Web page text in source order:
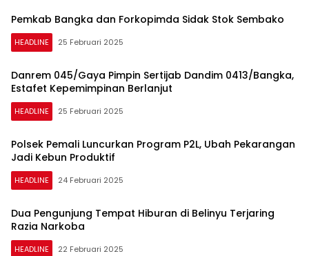
Pemkab Bangka dan Forkopimda Sidak Stok Sembako
HEADLINE 25 Februari 2025
Danrem 045/Gaya Pimpin Sertijab Dandim 0413/Bangka,
Estafet Kepemimpinan Berlanjut
HEADLINE 25 Februari 2025
Polsek Pemali Luncurkan Program P2L, Ubah Pekarangan
Jadi Kebun Produktif
HEADLINE 24 Februari 2025
Dua Pengunjung Tempat Hiburan di Belinyu Terjaring
Razia Narkoba
HEADLINE 22 Februari 2025